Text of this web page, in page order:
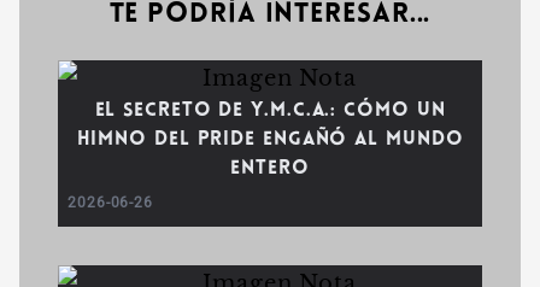
Te podría interesar...
El secreto de Y.M.C.A.: Cómo un
himno del Pride engañó al mundo
entero
2026-06-26